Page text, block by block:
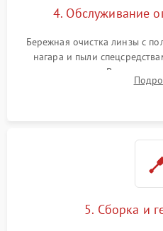
4. Обслуживание
Бережная очистка линзы с
нагара и пыли
замена стекла.
резьбовых элементов в
5. Сборка и